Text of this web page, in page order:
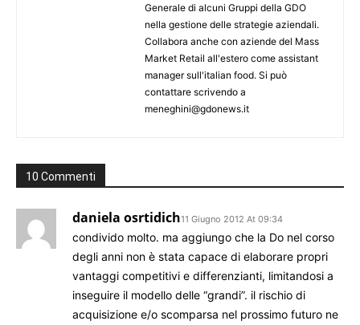
Generale di alcuni Gruppi della GDO
nella gestione delle strategie aziendali.
Collabora anche con aziende del Mass
Market Retail all'estero come assistant
manager sull'italian food. Si può
contattare scrivendo a
meneghini@gdonews.it
10 Commenti
daniela osrtidich11 Giugno 2012 At 09:34
condivido molto. ma aggiungo che la Do nel corso
degli anni non è stata capace di elaborare propri
vantaggi competitivi e differenzianti, limitandosi a
inseguire il modello delle “grandi”. il rischio di
acquisizione e/o scomparsa nel prossimo futuro ne